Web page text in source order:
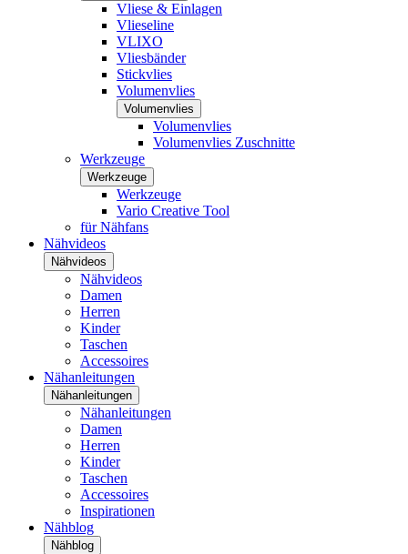
Vliese & Einlagen
Vlieseline
VLIXO
Vliesbänder
Stickvlies
Volumenvlies
Volumenvlies
Volumenvlies
Volumenvlies Zuschnitte
Werkzeuge
Werkzeuge
Werkzeuge
Vario Creative Tool
für Nähfans
Nähvideos
Nähvideos
Nähvideos
Damen
Herren
Kinder
Taschen
Accessoires
Nähanleitungen
Nähanleitungen
Nähanleitungen
Damen
Herren
Kinder
Taschen
Accessoires
Inspirationen
Nähblog
Nähblog